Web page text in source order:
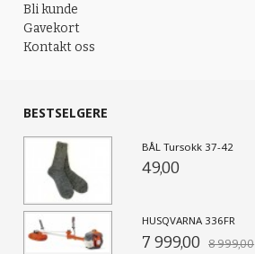
Bli kunde
Gavekort
Kontakt oss
BESTSELGERE
BÅL Tursokk 37-42
49,00
HUSQVARNA 336FR
7 999,00 8 999,00